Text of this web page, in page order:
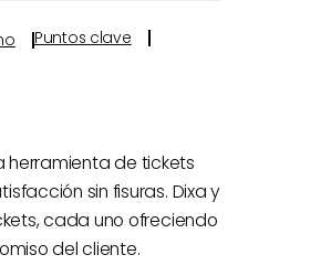
Puntos clave
herramienta de tickets
sin fisuras. Dixa y
cada uno ofreciendo
del cliente.